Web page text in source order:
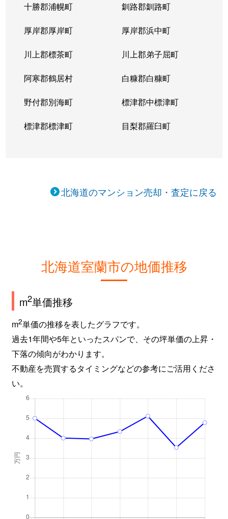
十勝郡浦幌町 釧路郡釧路町
厚岸郡厚岸町 厚岸郡浜中町
川上郡標茶町 川上郡弟子屈町
阿寒郡鶴居村 白糠郡白糠町
野付郡別海町 標津郡中標津町
標津郡標津町 目梨郡羅臼町
北海道のマンション売却・査定に戻る
北海道室蘭市の地価推移
m2単価推移
m2単価の推移を表したグラフです。
過去1年間や5年といったスパンで、その坪単価の上昇・
下落の傾向がわかります。
不動産を売買するタイミングなどの参考にご活用くださ
い。